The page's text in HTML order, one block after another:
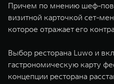
Причем по мнению шеф-
визитной карточкой сет-
которое отражает его
Выбор ресторана Luwo и
гастрономическую карту
концепции ресторана